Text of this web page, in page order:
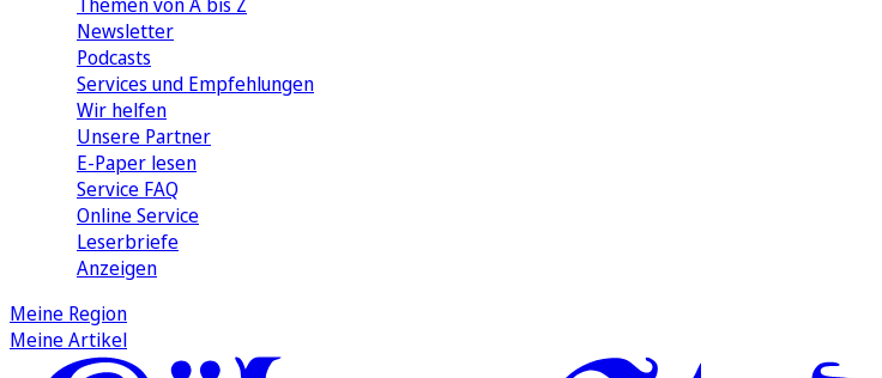
Newsletter
Podcasts
Services und Empfehlungen
Wir helfen
Unsere Partner
E-Paper lesen
Service FAQ
Online Service
Leserbriefe
Anzeigen
Meine Region
Meine Artikel